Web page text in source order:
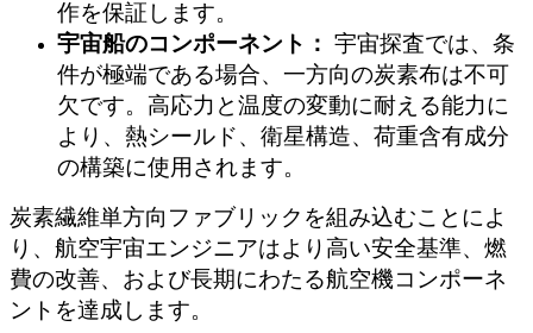
作を保証します。
宇宙船のコンポーネント：
宇宙探査では、条
件が極端である場合、一方向の炭素布は不可
欠です。高応力と温度の変動に耐える能力に
より、熱シールド、衛星構造、荷重含有成分
の構築に使用されます。
炭素繊維単方向ファブリックを組み込むことによ
り、航空宇宙エンジニアはより高い安全基準、燃
費の改善、および長期にわたる航空機コンポーネ
ントを達成します。